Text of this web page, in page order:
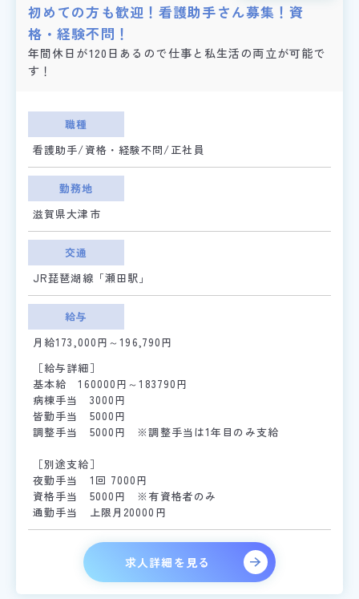
初めての方も歓迎！看護助手さん募集！資
格・経験不問！
年間休日が120日あるので仕事と私生活の両立が可能で
す！
職種
看護助手/資格・経験不問/正社員
勤務地
滋賀県大津市
交通
JR琵琶湖線「瀬田駅」
給与
月給173,000円～196,790円
［給与詳細］
基本給 160000円～183790円
病棟手当 3000円
皆勤手当 5000円
調整手当 5000円 ※調整手当は1年目のみ支給
［別途支給］
夜勤手当 1回 7000円
資格手当 5000円 ※有資格者のみ
通勤手当 上限月20000円
求人詳細を見る